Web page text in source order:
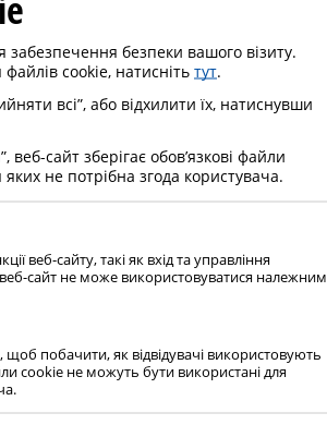
безпеки вашого візиту.
cookie, натисніть тут.
всі”, або відхилити їх, натиснувши
сайт зберігає обов’язкові файли
не потрібна згода користувача.
веб-сайту, такі як вхід та управління
сайт не може використовуватися належним
побачити, як відвідувачі використовують
cookie не можуть бути використані для